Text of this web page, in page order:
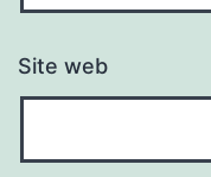
Site web